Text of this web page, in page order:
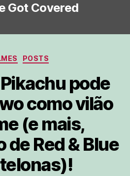
Got Covered
Categorias
POSTS
pode
como vilão
(e mais,
de Red & Blue